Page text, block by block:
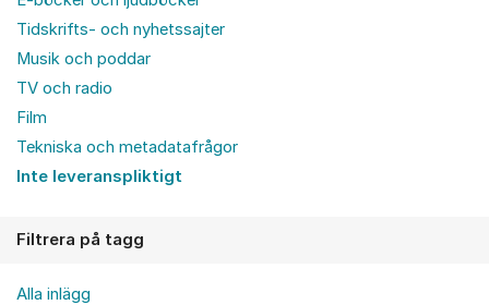
Tidskrifts- och nyhetssajter
Musik och poddar
TV och radio
Film
Tekniska och metadatafrågor
Inte leveranspliktigt
Filtrera på tagg
Alla inlägg